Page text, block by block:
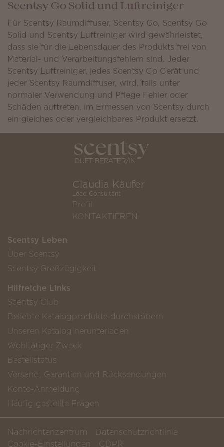
Scentsy Go Solid und Luftreiniger
Für Scentsy Raumdiffuser, Scentsy Go, Scentsy Go
Solid und Scentsy Luftreiniger wird gewährleistet,
dass sie für die Lebensdauer des Produkts frei von
Material- und Verarbeitungsfehlern sind. Jeder
Scentsy Luftreiniger, jedes Scentsy Go Gerät und
jeder Scentsy Raumdiffuser, wird, falls unter
normaler Verwendung und Pflege Fehler oder
Schäden auftreten, im Ermessen von Scentsy durch
ein gleiches oder vergleichbares Produkt ersetzt.
Claudia Käufer
Lead Consultant
Profil
KONTAKTIEREN
Scentsy Leben
Über Scentsy
Scentsy Großzügigkeit
Hilfreiche Links
Scentsy Club
Beliebte Katalogprodukte durchstöbern
Unseren Katalog herunterladen
Wohltätiger Zweck
Bestellstatus
Versand, Garantien und Rücksendungen
Konto-Anmeldung
Häufig gestellte Fragen
Nachrichtenzentrum
Datenschutzrichtlinie
Cookie-Einstellungen
GDPR